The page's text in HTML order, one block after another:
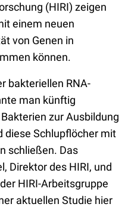
(HIRI) zeigen
einem neuen
von Genen in
können.
bakteriellen RNA-
man künftig
zur Ausbildung
diese Schlupflöcher mit
schließen. Das
Direktor des HIRI, und
HIRI-Arbeitsgruppe
aktuellen Studie hier